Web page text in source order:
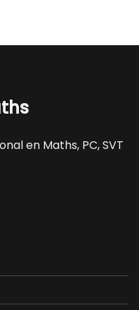
en Maths, PC, SVT